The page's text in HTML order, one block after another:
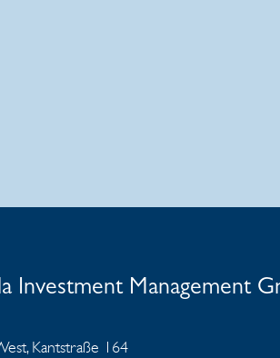
Investment Management
Kantstraße 164